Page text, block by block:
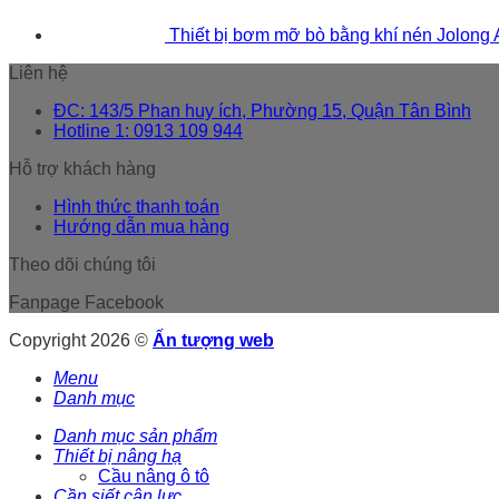
Thiết bị bơm mỡ bò bằng khí nén Jolong
Liên hệ
ĐC: 143/5 Phan huy ích, Phường 15, Quận Tân Bình
Hotline 1: 0913 109 944
Hỗ trợ khách hàng
Hình thức thanh toán
Hướng dẫn mua hàng
Theo dõi chúng tôi
Fanpage Facebook
Copyright 2026 © Ấn tượng web
Menu
Danh mục
Danh mục sản phẩm
Thiết bị nâng hạ
Cầu nâng ô tô